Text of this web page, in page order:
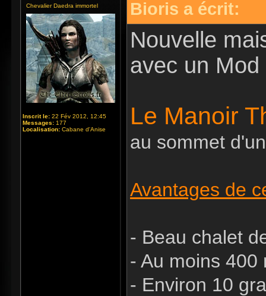
Chevalier Daedra immortel
Inscrit le: 22 Fév 2012, 12:45
Messages: 177
Localisation: Cabane d'Anise
Bioris a écrit:
Nouvelle
avec un Mod
Le Manoir
au sommet
Avantages de
- Beau chalet
- Au moins
- Environ 10